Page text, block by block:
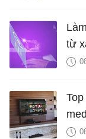
từ